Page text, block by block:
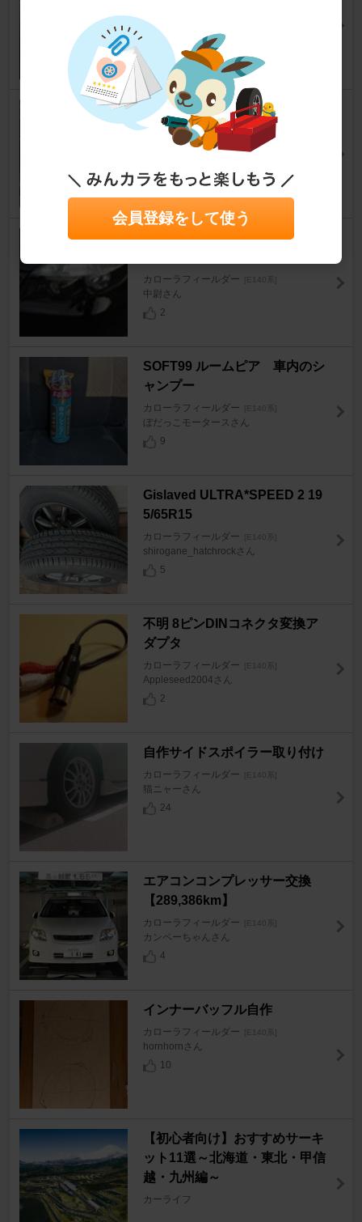
キャスバル専用さん
8
エーモン 静音計画 静音マルチ
モール / 2658
カローラフィールダー [E140系]
22
トヨタ純正 ディスチャージヘッ
カローラフィールダー
中尉さん
2
SOFT99 ルームピア 車内のシ
ャンプー
カローラフィールダー
ぼだっこモータースさん
9
Gislaved ULTRA*SPEED 2 19
5/65R15
カローラフィールダー
shirogane_hatchrockさん
5
不明 8ピンDINコネクタ変換ア
ダプタ
カローラフィールダー
Appleseed2004さん
2
自作サイドスポイラー取り付け
カローラフィールダー
猫ニャーさん
24
エアコンコンプレッサー交換
【289,386km】
カローラフィールダー
カンペーちゃんさん
4
インナーバッフル自作
カローラフィールダー
hornhornさん
10
【初心者向け】おすすめサーキ
ット11選～北海道・東北・甲信
越・九州編～
カーライフ
会員登録をして使う